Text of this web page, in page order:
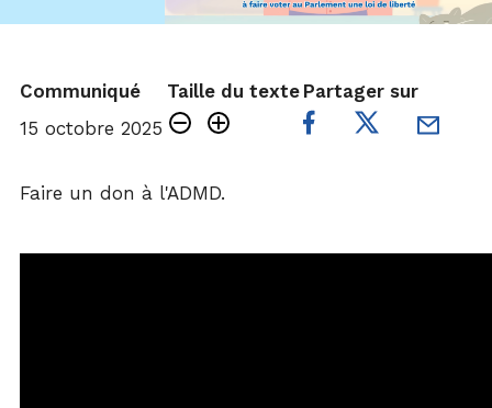
Communiqué
15 octobre 2025
Taille du texte Partager sur
Faire un don à l'ADMD.